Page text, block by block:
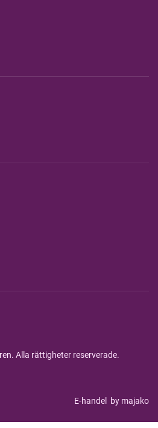
Alla rättigheter reserverade.
E-handel by majako